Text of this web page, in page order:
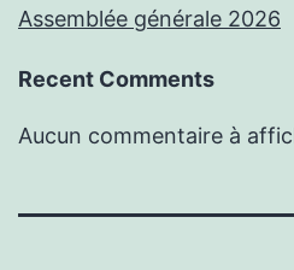
Assemblée générale 2026
Recent Comments
Aucun commentaire à